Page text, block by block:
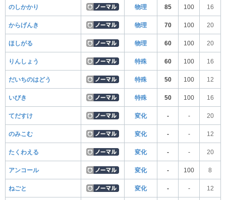
のしかかり 物理 85 100 16
からげんき 物理 70 100 20
ほしがる 物理 60 100 20
りんしょう 特殊 60 100 16
だいちのはどう 特殊 50 100 12
いびき 特殊 50 100 16
てだすけ 変化 - - 20
のみこむ 変化 - - 12
たくわえる 変化 - - 20
アンコール 変化 - 100 8
ねごと 変化 - - 12